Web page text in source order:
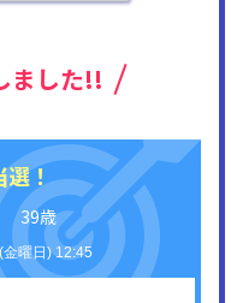
ました!!
選！
39歳
曜日) 12:45